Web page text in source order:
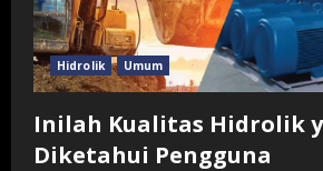
Hidrolik Umum
Inilah Kualitas Hidrolik
Diketahui Pengguna